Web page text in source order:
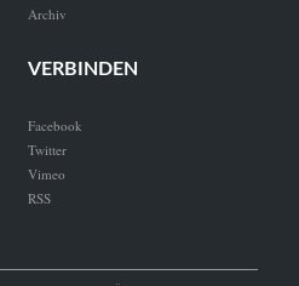
Archiv
VERBINDEN
Facebook
Twitter
Vimeo
RSS